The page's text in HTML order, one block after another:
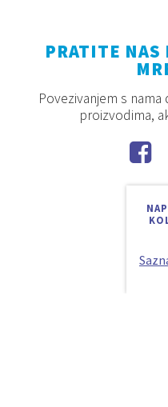
PRATITE NAS
Povezivanjem s
proizvodima,